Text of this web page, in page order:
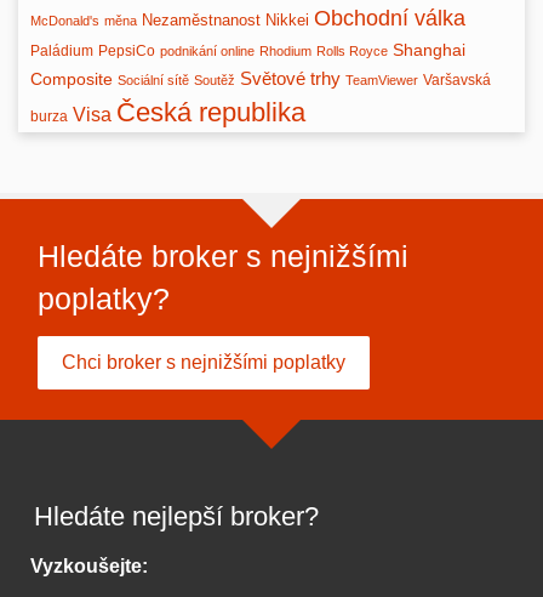
McDonald's měna Nezaměstnanost Nikkei Obchodní válka
Paládium PepsiCo podnikání online Rhodium Rolls Royce Shanghai
Composite Sociální sítě Soutěž Světové trhy TeamViewer Varšavská
burza Visa Česká republika
Hledáte broker s nejnižšími
poplatky?
Chci broker s nejnižšími poplatky
Hledáte nejlepší broker?
Vyzkoušejte: